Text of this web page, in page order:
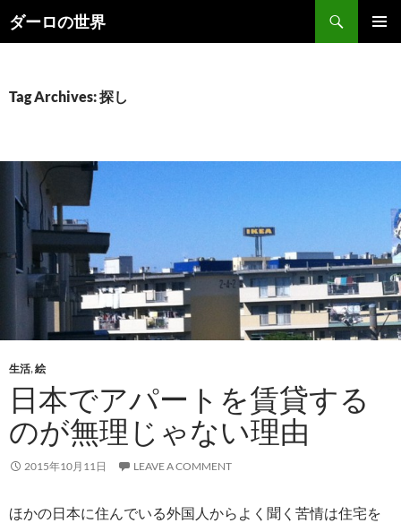
Skip
toダーロの世界
Search
Tag Archives: 探し
生活,絵
日本でアパートを賃貸する
のが無理じゃない理由
2015年10月11日 LEAVE A COMMENT
ほかの日本に住んでいる外国人からよく聞く苦情は住宅を